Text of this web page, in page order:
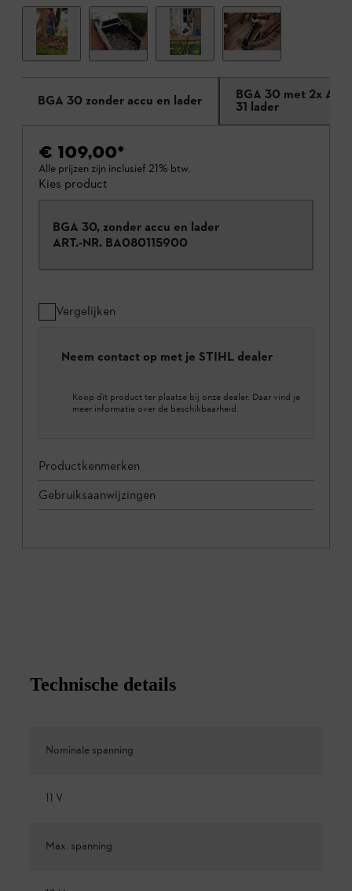
BGA 30 zonder accu en lader BGA 30 met 2x AS
31 lader
€ 109,00*
Alle prijzen zijn inclusief 21% btw.
Kies product
BGA 30, zonder accu en lader
ART.-NR. BA080115900
Vergelijken
Neem contact op met je STIHL dealer
Koop dit product ter plaatse bij onze dealer. Daar vind je
meer informatie over de beschikbaarheid.
Productkenmerken
Gebruiksaanwijzingen
Technische details
Nominale spanning
11 V
Max. spanning